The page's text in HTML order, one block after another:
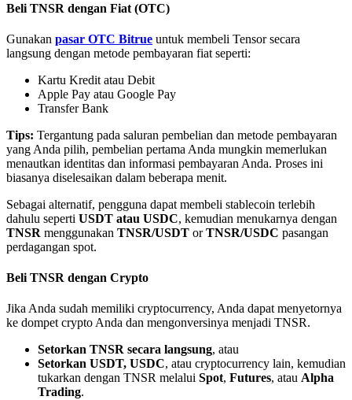
AI
Mitra Bitrue
Afiliasi Bitrue
Beli TNSR dengan Fiat (OTC)
Gunakan pasar OTC Bitrue untuk membeli Tensor secara
langsung dengan metode pembayaran fiat seperti:
Kartu Kredit atau Debit
Apple Pay atau Google Pay
Transfer Bank
Tips: Tergantung pada saluran pembelian dan metode pembayaran
yang Anda pilih, pembelian pertama Anda mungkin memerlukan
menautkan identitas dan informasi pembayaran Anda. Proses ini
biasanya diselesaikan dalam beberapa menit.
Sebagai alternatif, pengguna dapat membeli stablecoin terlebih
dahulu seperti USDT atau USDC, kemudian menukarnya dengan
TNSR menggunakan TNSR/USDT orTNSR/USDC pasangan
perdagangan spot.
Beli TNSR dengan Crypto
Jika Anda sudah memiliki cryptocurrency, Anda dapat menyetornya
ke dompet crypto Anda dan mengonversinya menjadi TNSR.
Setorkan TNSR secara langsung, atau
Setorkan USDT, USDC, atau cryptocurrency lain, kemudian
tukarkan dengan TNSR melalui Spot, Futures, atau Alpha
Trading.